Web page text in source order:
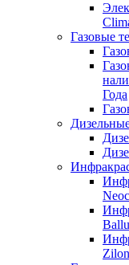
Газовые
Года
Ballu